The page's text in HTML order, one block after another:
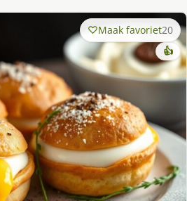
Maak favoriet20
👍